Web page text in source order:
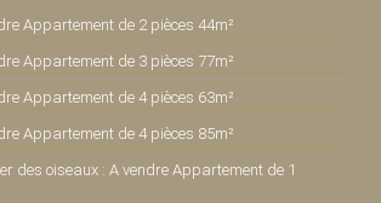
Appartement de 2 pièces 44m²
Appartement de 3 pièces 77m²
Appartement de 4 pièces 63m²
Appartement de 4 pièces 85m²
des oiseaux : A vendre Appartement de 1